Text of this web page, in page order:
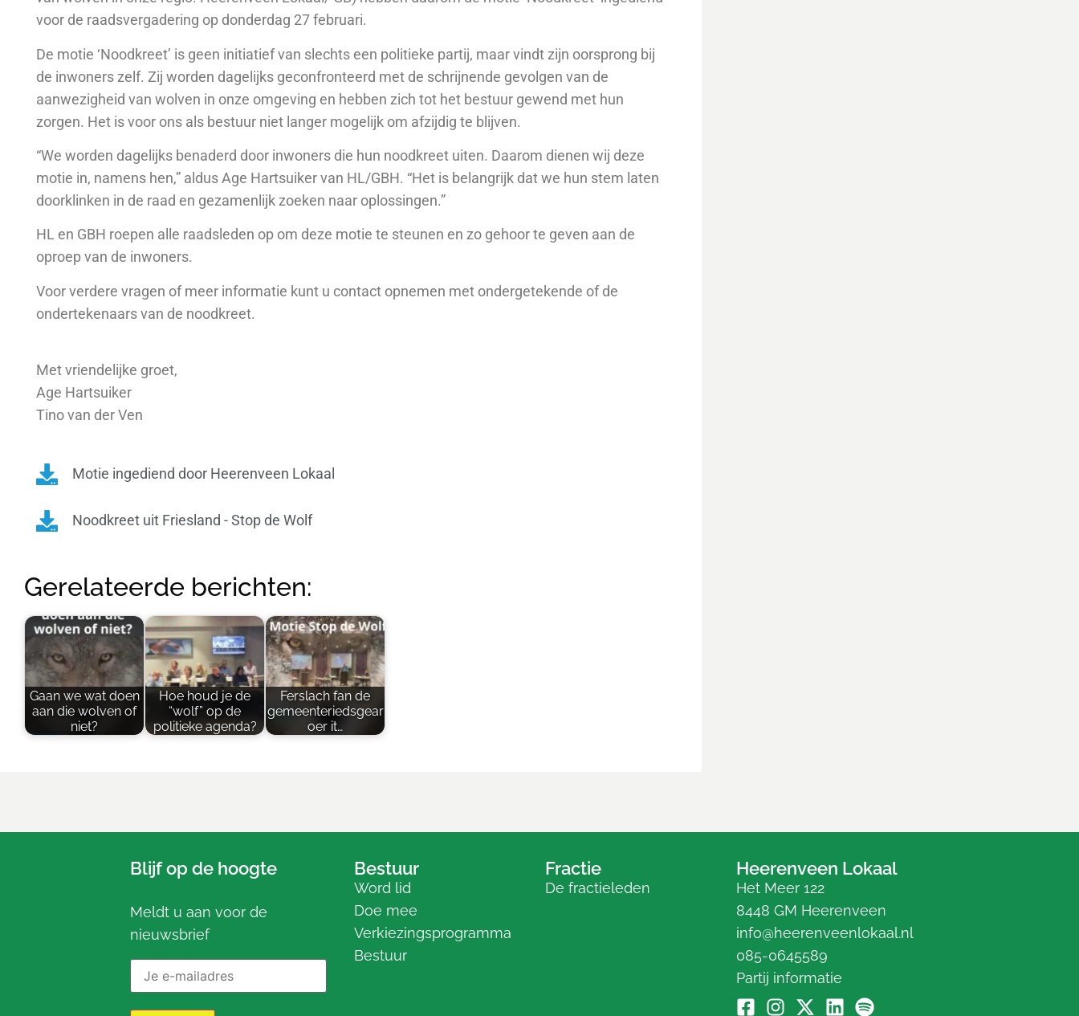
voor de raadsvergadering op donderdag 27 februari.
De motie ‘Noodkreet’ is geen initiatief van slechts een politieke partij, maar vindt zijn oorsprong bij
de inwoners zelf. Zij worden dagelijks geconfronteerd met de schrijnende gevolgen van de
aanwezigheid van wolven in onze omgeving en hebben zich tot het bestuur gewend met hun
zorgen. Het is voor ons als bestuur niet langer mogelijk om afzijdig te blijven.
“We worden dagelijks benaderd door inwoners die hun noodkreet uiten. Daarom dienen wij deze
motie in, namens hen,” aldus Age Hartsuiker van HL/GBH. “Het is belangrijk dat we hun stem laten
doorklinken in de raad en gezamenlijk zoeken naar oplossingen.”
HL en GBH roepen alle raadsleden op om deze motie te steunen en zo gehoor te geven aan de
oproep van de inwoners.
Voor verdere vragen of meer informatie kunt u contact opnemen met ondergetekende of de
ondertekenaars van de noodkreet.
Met vriendelijke groet,
Age Hartsuiker
Tino van der Ven
Motie ingediend door Heerenveen Lokaal
Noodkreet uit Friesland - Stop de Wolf
Gerelateerde berichten:
Gaan we wat doen
aan die wolven of
niet?
Hoe houd je de
“wolf” op de
politieke agenda?
Ferslach fan de
gemeenteriedsgearkomste
oer it…
Blijf op de hoogte
Meldt u aan voor de
nieuwsbrief
Bestuur
Word lid
Doe mee
Verkiezingsprogramma
Bestuur
Fractie
De fractieleden
Heerenveen Lokaal
Het Meer 122
8448 GM Heerenveen
info@heerenveenlokaal.nl
085-0645589
Partij informatie